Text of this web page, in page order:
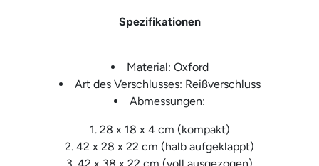
Spezifikationen
Material: Oxford
Art des Verschlusses: Reißverschluss
Abmessungen:
28 x 18 x 4 cm (kompakt)
42 x 28 x 22 cm (halb aufgeklappt)
42 x 38 x 22 cm (voll ausgezogen)